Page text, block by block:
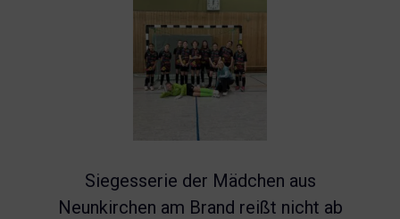
Siegesserie der Mädchen aus
Neunkirchen am Brand reißt nicht ab